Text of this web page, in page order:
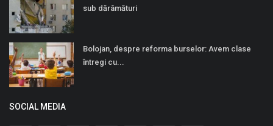
sub dărâmături
Bolojan, despre reforma burselor: Avem clase
întregi cu...
SOCIAL MEDIA